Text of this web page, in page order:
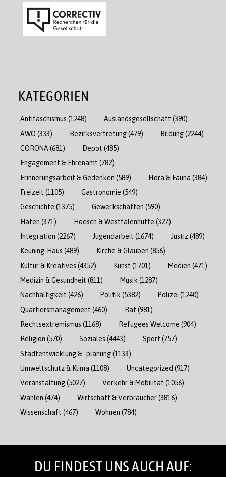
KATEGORIEN
Antifaschismus (1248) Auslandsgesellschaft (390)
AWO (333) Bezirksvertretung(479) Bildung(2244)
CORONA (681) Depot (485)
Engagement & Ehrenamt (782)
Erinnerungsarbeit & Gedenken (589) Flora & Fauna (384)
Freizeit (1105) Gastronomie (549)
Geschichte (1375) Gewerkschaften (590)
Hafen (371) Hoesch & Westfalenhütte (327)
Integration (2267) Jugendarbeit (1674) Justiz(489)
Keuning-Haus (489) Kirche & Glauben (856)
Kultur & Kreatives (4352) Kunst (1701) Medien (471)
Medizin & Gesundheit (811) Musik (1287)
Nachhaltigkeit (426) Politik (5382) Polizei (1240)
Quartiersmanagement (460) Rat (981)
Rechtsextremismus (1168) Refugees Welcome (904)
Religion (570) Soziales (4443) Sport (757)
Stadtentwicklung & -planung(1133)
Umweltschutz & Klima (1108) Uncategorized (917)
Veranstaltung(5027) Verkehr & Mobilität (1056)
Wahlen (474) Wirtschaft & Verbraucher(3816)
Wissenschaft (467) Wohnen (784)
DU FINDEST UNS AUCH AUF: